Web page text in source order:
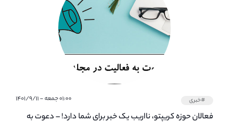
#خبری ۰۱:۰۰ جمعه - ۱۴۰۱/۹/۱۱
فعالان حوزه کریپتو، نااریب یک خبر برای شما دارد! – دعوت به